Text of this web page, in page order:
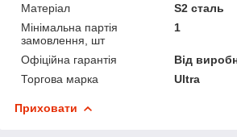
Матеріал
S2 сталь
Мінімальна партія
замовлення, шт
1
Офіційна гарантія
Від
Торгова марка
Ultra
Приховати